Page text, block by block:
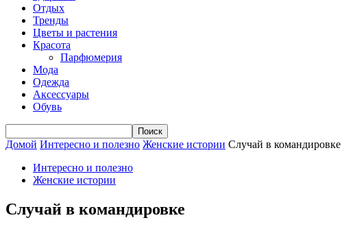
Отдых
Тренды
Цветы и растения
Красота
Парфюмерия
Мода
Одежда
Аксессуары
Обувь
Домой Интересно и полезно Женские истории Случай в командировке
Интересно и полезно
Женские истории
Случай в командировке